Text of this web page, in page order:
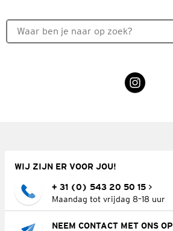
WIJ ZIJN ER VOOR JOU!
+ 31 (0) 543 20 50 15
Maandag tot vrijdag 8–18 uur
NEEM CONTACT MET ONS OP